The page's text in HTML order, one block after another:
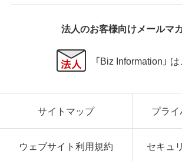
法人のお客様向けメールマ
「Biz Information」
サイトマップ プラ
ウェブサイト利用規約 セキュ